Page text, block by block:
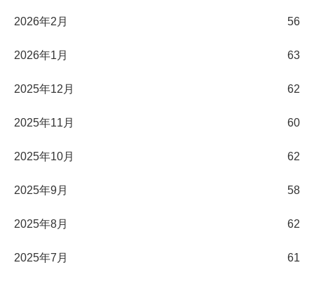
2026年2月 56
2026年1月 63
2025年12月 62
2025年11月 60
2025年10月 62
2025年9月 58
2025年8月 62
2025年7月 61